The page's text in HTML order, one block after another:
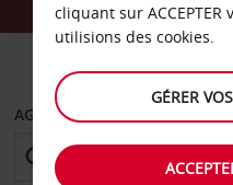
AGENCE DE DÉPART
cliquant sur
utilisions des cookies.
GÉRER